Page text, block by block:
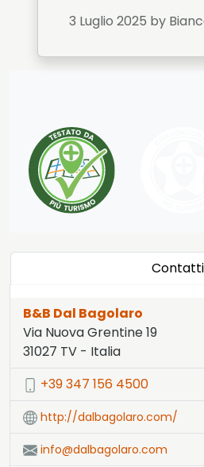
3 Luglio 2025 by
Contatti
B&B Dal Bagolaro
Via Nuova Grentine 19
31027 TV - Italia
LAT:45.772- LNG:12.308
+39 347 156 4500
http://dalbagolaro.com/
info@dalbagolaro.com